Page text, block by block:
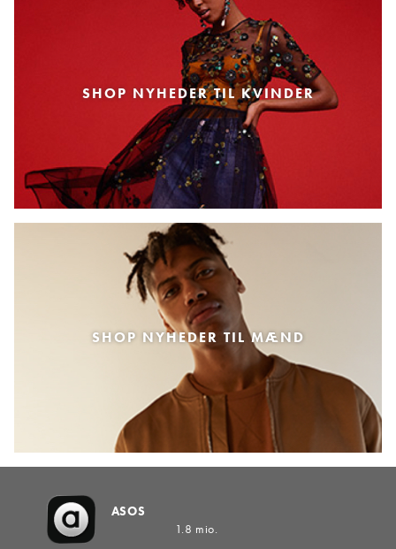
SHOP NYHEDER TIL KVINDER
SHOP NYHEDER TIL MÆND
ASOS
1.8 mio.